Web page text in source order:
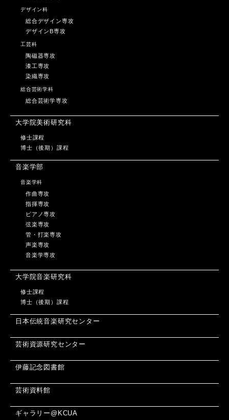
デザイン科
総合デザイン専攻
デザインB専攻
工芸科
陶磁器専攻
漆工専攻
染織専攻
総合芸術学科
総合芸術学専攻
大学院美術研究科
修士課程
博士（後期）課程
音楽学部
音楽学科
作曲専攻
指揮専攻
ピアノ専攻
弦楽専攻
管・打楽専攻
声楽専攻
音楽学専攻
大学院音楽研究科
修士課程
博士（後期）課程
日本伝統音楽研究センター
芸術資源研究センター
伊藤記念図書館
芸術資料館
ギャラリー@KCUA